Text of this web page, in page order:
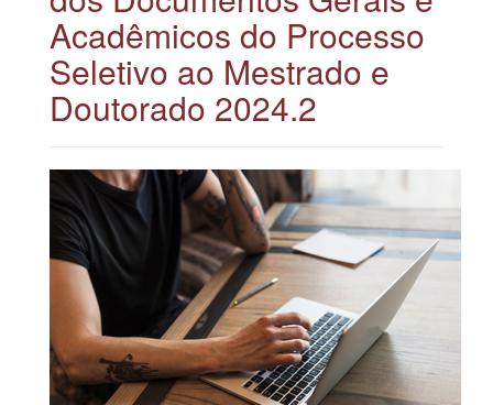
Acadêmicos do Processo
Seletivo ao Mestrado e
Doutorado 2024.2